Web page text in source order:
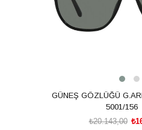
GÜNEŞ GÖZLÜĞÜ
5001/156
₺20.143,00